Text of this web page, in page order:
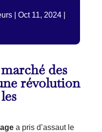
| Oct 11, 2024|
des
révolution
a pris d’assaut le